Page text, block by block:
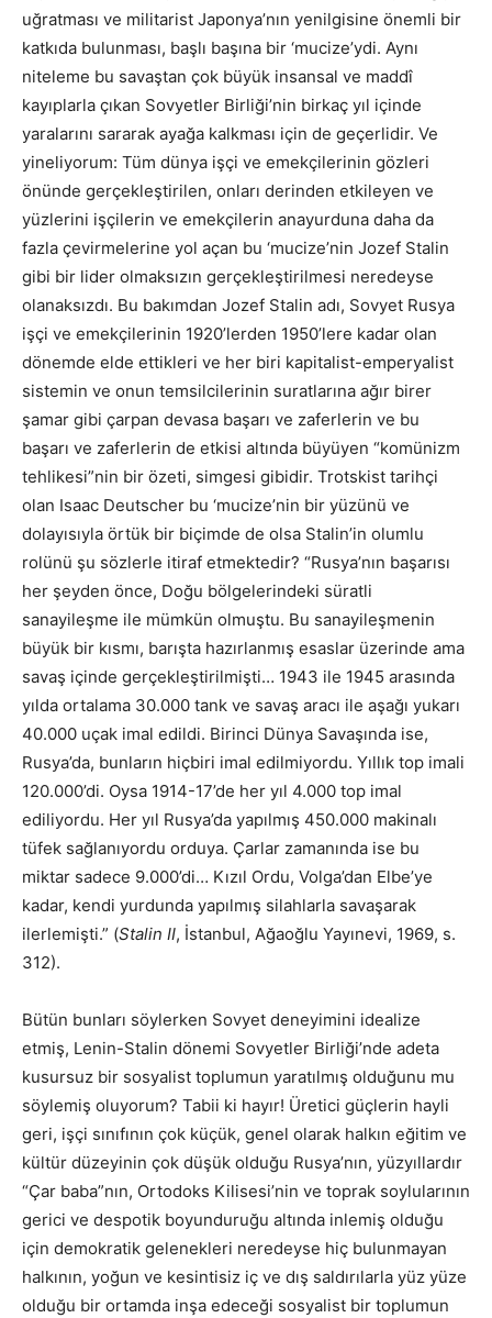
uğratması ve militarist Japonya’nın yenilgisine önemli bir
katkıda bulunması, başlı başına bir ‘mucize’ydi. Aynı
niteleme bu savaştan çok büyük insansal ve maddî
kayıplarla çıkan Sovyetler Birliği’nin birkaç yıl içinde
yaralarını sararak ayağa kalkması için de geçerlidir. Ve
yineliyorum: Tüm dünya işçi ve emekçilerinin gözleri
önünde gerçekleştirilen, onları derinden etkileyen ve
yüzlerini işçilerin ve emekçilerin anayurduna daha da
fazla çevirmelerine yol açan bu ‘mucize’nin Jozef Stalin
gibi bir lider olmaksızın gerçekleştirilmesi neredeyse
olanaksızdı. Bu bakımdan Jozef Stalin adı, Sovyet Rusya
işçi ve emekçilerinin 1920’lerden 1950’lere kadar olan
dönemde elde ettikleri ve her biri kapitalist-emperyalist
sistemin ve onun temsilcilerinin suratlarına ağır birer
şamar gibi çarpan devasa başarı ve zaferlerin ve bu
başarı ve zaferlerin de etkisi altında büyüyen “komünizm
tehlikesi”nin bir özeti, simgesi gibidir. Trotskist tarihçi
olan Isaac Deutscher bu ‘mucize’nin bir yüzünü ve
dolayısıyla örtük bir biçimde de olsa Stalin’in olumlu
rolünü şu sözlerle itiraf etmektedir? “Rusya’nın başarısı
her şeyden önce, Doğu bölgelerindeki süratli
sanayileşme ile mümkün olmuştu. Bu sanayileşmenin
büyük bir kısmı, barışta hazırlanmış esaslar üzerinde ama
savaş içinde gerçekleştirilmişti… 1943 ile 1945 arasında
yılda ortalama 30.000 tank ve savaş aracı ile aşağı yukarı
40.000 uçak imal edildi. Birinci Dünya Savaşında ise,
Rusya’da, bunların hiçbiri imal edilmiyordu. Yıllık top imali
120.000’di. Oysa 1914-17’de her yıl 4.000 top imal
ediliyordu. Her yıl Rusya’da yapılmış 450.000 makinalı
tüfek sağlanıyordu orduya. Çarlar zamanında ise bu
miktar sadece 9.000’di… Kızıl Ordu, Volga’dan Elbe’ye
kadar, kendi yurdunda yapılmış silahlarla savaşarak
ilerlemişti.” (Stalin II, İstanbul, Ağaoğlu Yayınevi, 1969, s.
312).
Bütün bunları söylerken Sovyet deneyimini idealize
etmiş, Lenin-Stalin dönemi Sovyetler Birliği’nde adeta
kusursuz bir sosyalist toplumun yaratılmış olduğunu mu
söylemiş oluyorum? Tabii ki hayır! Üretici güçlerin hayli
geri, işçi sınıfının çok küçük, genel olarak halkın eğitim ve
kültür düzeyinin çok düşük olduğu Rusya’nın, yüzyıllardır
“Çar baba”nın, Ortodoks Kilisesi’nin ve toprak soylularının
gerici ve despotik boyunduruğu altında inlemiş olduğu
için demokratik gelenekleri neredeyse hiç bulunmayan
halkının, yoğun ve kesintisiz iç ve dış saldırılarla yüz yüze
olduğu bir ortamda inşa edeceği sosyalist bir toplumun